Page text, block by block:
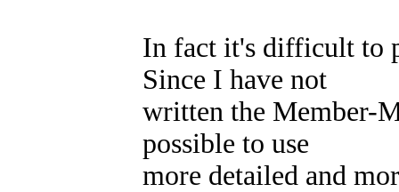
In fact it's difficult to
Since I have not
written the Member-
possible to use
more detailed and